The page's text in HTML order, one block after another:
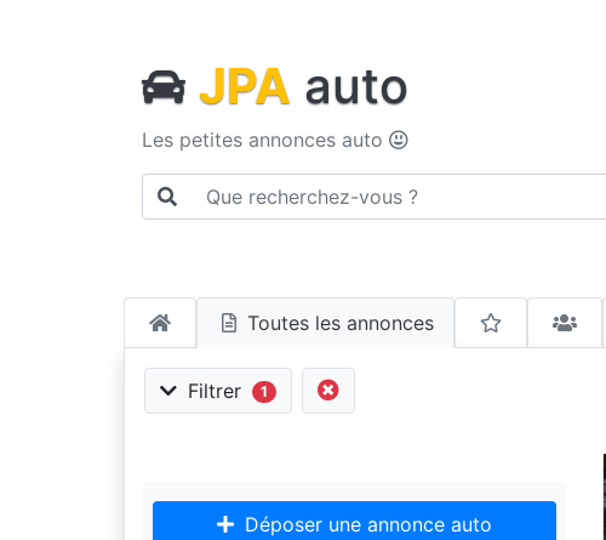
JPA auto
Les petites annonces auto
Toutes les annonces
Filtrer 1
Déposer une annonce auto